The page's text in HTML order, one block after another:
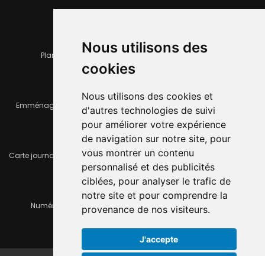
Nous utilisons des
cookies
Nous utilisons des cookies et
d'autres technologies de suivi
pour améliorer votre expérience
de navigation sur notre site, pour
vous montrer un contenu
personnalisé et des publicités
ciblées, pour analyser le trafic de
notre site et pour comprendre la
provenance de nos visiteurs.
J'accepte
Plan de la ville Horaires et services communaux
Emménager ou déménager Infos pratiques
Carte journalière CFF - Flexicard Travaux importants en cours
Numéros d'urgence À louer / à vendre